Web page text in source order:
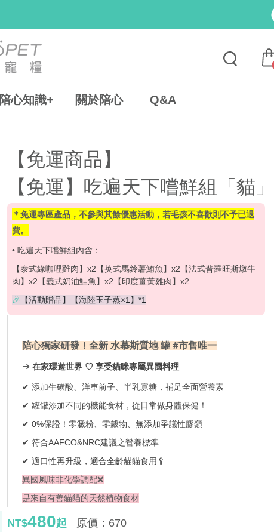
陪心知識+ 關於陪心 Q&A
【免運商品】
【免運】吃遍天下嚐鮮組「貓」
＊免運專區產品，不參與其餘優惠活動，若毛孩不喜歡則不予已退
費。
• 吃遍天下嚐鮮組內含：
【泰式綠咖哩雞肉】x2【英式馬鈴薯鮪魚 】x2【法式普羅旺斯燉牛
肉】x2【義式奶油鮭魚 】x2【印度薑黃雞肉】x2
🎉 【活動贈品】【海陸玉子蒸×1】*1
陪心獨家研發！全新 水慕斯質地 罐 #市售唯一
➜ 在家環遊世界 ♡ 享受貓咪專屬異國料理
✔ 添加牛磺酸、洋車前子、半乳寡糖，補足全面營養素
✔ 罐罐添加不同的機能食材，從日常做身體保健！
✔ 0%保證！零澱粉、零穀物、無添加爭議性膠類
✔ 符合AAFCO&NRC建議之營養標準
✔ 適口性再升級，適合全齡貓貓食用🥄
異國風味非化學調配❌
是來自有善貓貓的天然植物食材
NT$480起 原價： 670